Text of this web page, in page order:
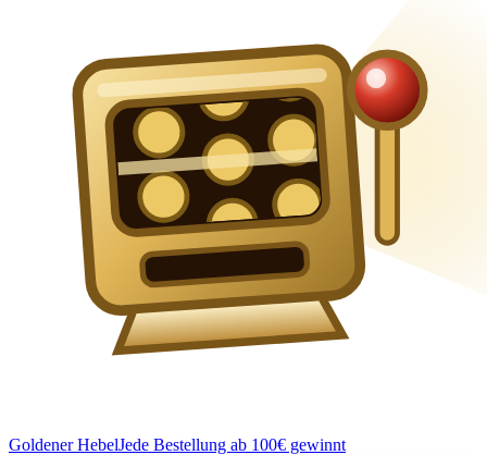
Goldener HebelJede Bestellung ab 100€ gewinnt